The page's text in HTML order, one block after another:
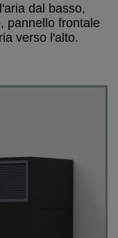
dal basso,
pannello frontale
verso l'alto.